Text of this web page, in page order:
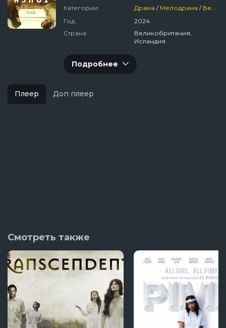
Категории: Драма / Мелодрама / Великобритания
Год:
2024
Страна:
Великобритания,
Исландия
Подробнее
Плеер Доп плеер
Смотреть также